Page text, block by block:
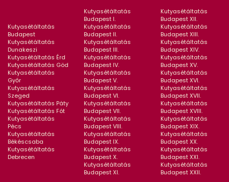
Kutyasétáltatás
Budapest
Kutyasétáltatás
Dunakeszi
Kutyasétáltatás Érd
Kutyasétáltatás Göd
Kutyasétáltatás
Győr
Kutyasétáltatás
Szeged
Kutyasétáltatás Páty
Kutyasétáltatás Fót
Kutyasétáltatás
Pécs
Kutyasétáltatás
Békéscsaba
Kutyasétáltatás
Debrecen
Kutyasétáltatás
Budapest I.
Kutyasétáltatás
Budapest II.
Kutyasétáltatás
Budapest III.
Kutyasétáltatás
Budapest IV.
Kutyasétáltatás
Budapest V.
Kutyasétáltatás
Budapest VI.
Kutyasétáltatás
Budapest VII.
Kutyasétáltatás
Budapest VIII.
Kutyasétáltatás
Budapest IX.
Kutyasétáltatás
Budapest X.
Kutyasétáltatás
Budapest XI.
Kutyasétáltatás
Budapest XII.
Kutyasétáltatás
Budapest XIII.
Kutyasétáltatás
Budapest XIV.
Kutyasétáltatás
Budapest XV.
Kutyasétáltatás
Budapest XVI.
Kutyasétáltatás
Budapest XVII.
Kutyasétáltatás
Budapest XVIII.
Kutyasétáltatás
Budapest XIX.
Kutyasétáltatás
Budapest XX.
Kutyasétáltatás
Budapest XXI.
Kutyasétáltatás
Budapest XXII.